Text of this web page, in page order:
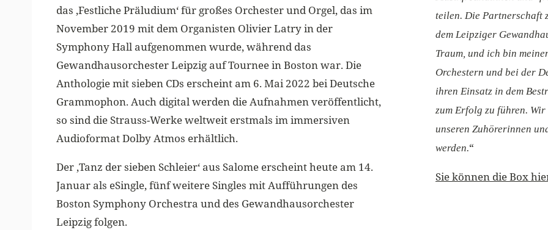
das ‚Festliche Präludium‘ für großes Orchester und Orgel, das im
November 2019 mit dem Organisten Olivier Latry in der
Symphony Hall aufgenommen wurde, während das
Gewandhausorchester Leipzig auf Tournee in Boston war. Die
Anthologie mit sieben CDs erscheint am 6. Mai 2022 bei Deutsche
Grammophon. Auch digital werden die Aufnahmen veröffentlicht,
so sind die Strauss-Werke weltweit erstmals im immersiven
Audioformat Dolby Atmos erhältlich.
Der ‚Tanz der sieben Schleier‘ aus Salome erscheint heute am 14.
Januar als eSingle, fünf weitere Singles mit Aufführungen des
Boston Symphony Orchestra und des Gewandhausorchester
Leipzig folgen.
teilen. Die Partnerschaft
dem Leipziger
Traum, und ich bin
Orchestern und bei der
ihren Einsatz in dem
zum Erfolg zu führen.
unseren Zuhörerinnen
werden.“
Sie können die Box